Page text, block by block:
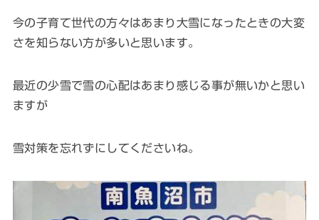
今の子育て世代の方々はあまり大雪になったときの大変
さを知らない方が多いと思います。
最近の少雪で雪の心配はあまり感じる事が無いかと思い
ますが
雪対策を忘れずにしてくださいね。